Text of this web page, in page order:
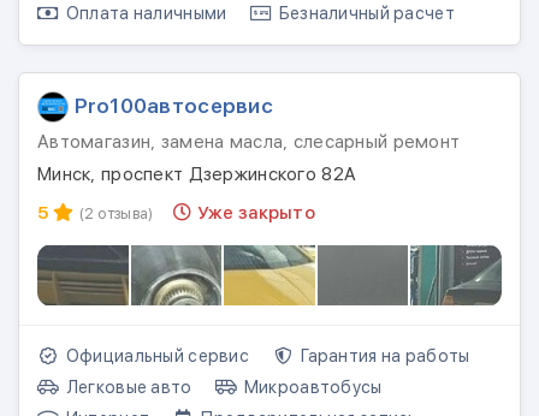
Оплата наличными
Безналичный расчет
Pro100автосервис
Автомагазин, замена масла, слесарный ремонт
Минск, проспект Дзержинского 82А
5
(2 отзыва) Уже закрыто
Официальный сервис
Гарантия на работы
Легковые авто
Микроавтобусы